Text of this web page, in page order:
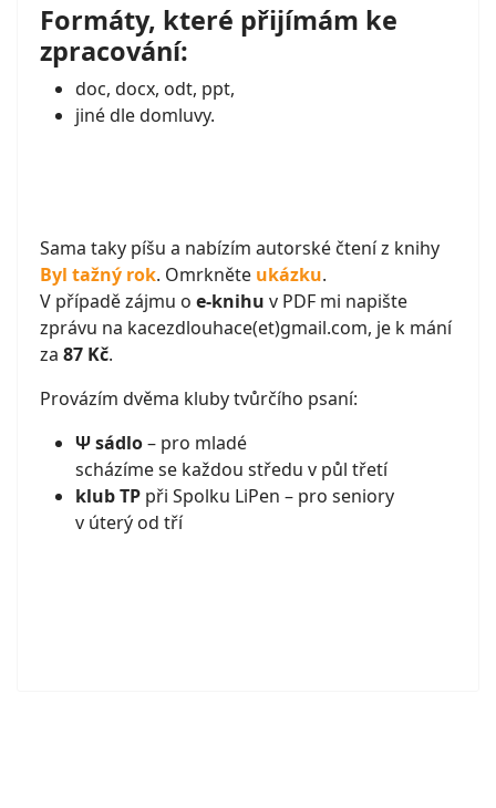
Formáty, které přijímám ke
zpracování:
doc, docx, odt, ppt,
jiné dle domluvy.
Sama taky píšu a nabízím autorské čtení z knihy
Byl tažný rok. Omrkněte ukázku.
V případě zájmu o e-knihu v PDF mi napište
zprávu na kacezdlouhace(et)gmail.com, je k mání
za 87 Kč.
Provázím dvěma kluby tvůrčího psaní:
Ψ sádlo– pro mladé
scházíme se každou středu v půl třetí
klub TP při Spolku LiPen – pro seniory
v úterý od tří